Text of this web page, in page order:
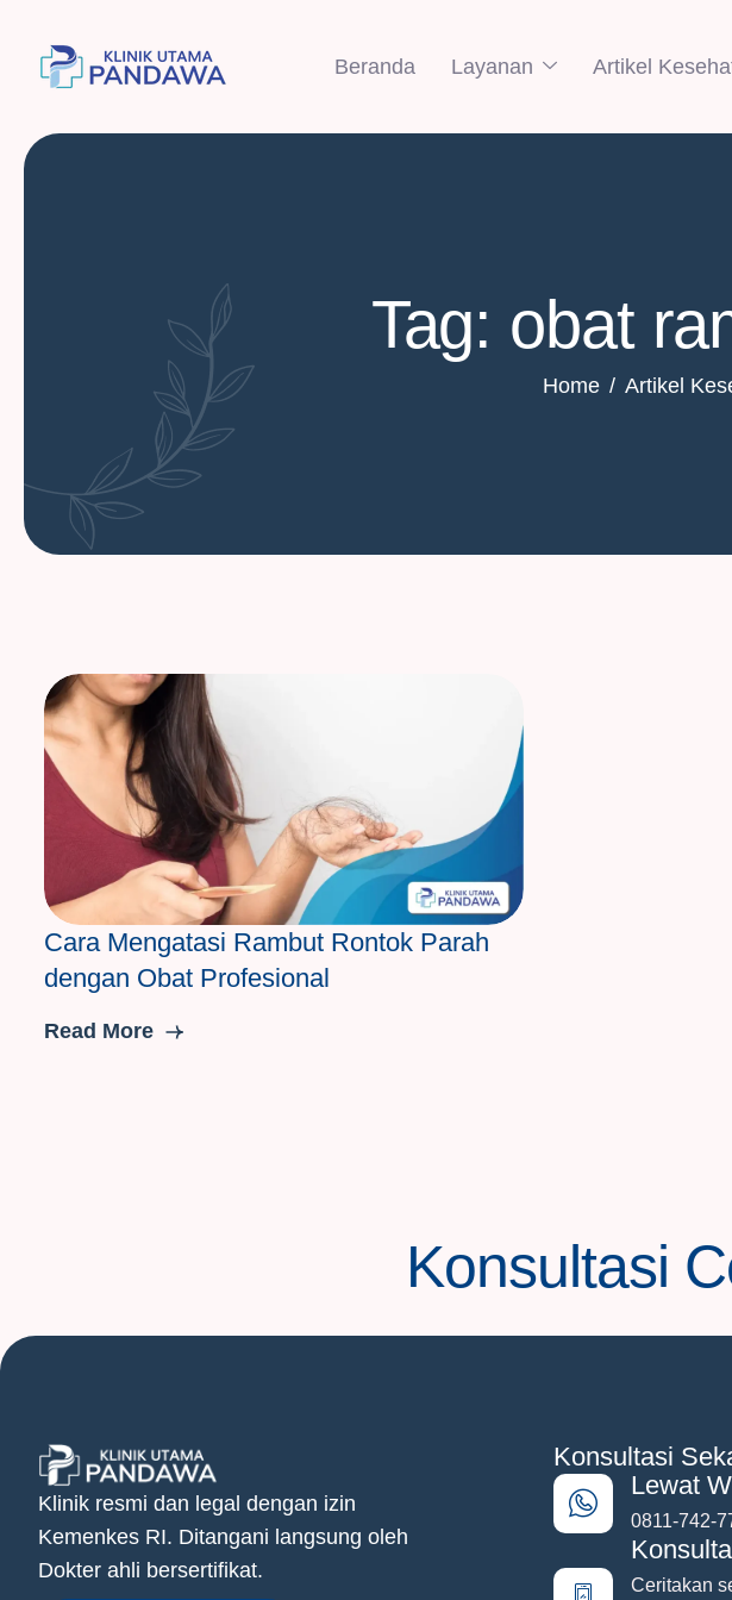
Beranda Layanan Artikel
Tag: obat
Home Artikel
Cara Mengatasi Rambut Rontok Parah
dengan Obat Profesional
Read More
Konsultasi
Klinik resmi dan legal dengan izin
Kemenkes RI. Ditangani langsung oleh
Dokter ahli bersertifikat.
Konsultasi
Lewat
0811-742-
Ceritakan